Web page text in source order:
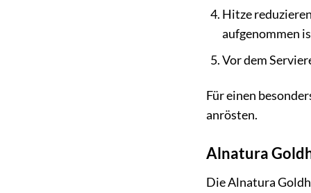
Hitze
aufgenommen
Vor dem
Für einen
anrösten.
Alnatura
Die Alnatura